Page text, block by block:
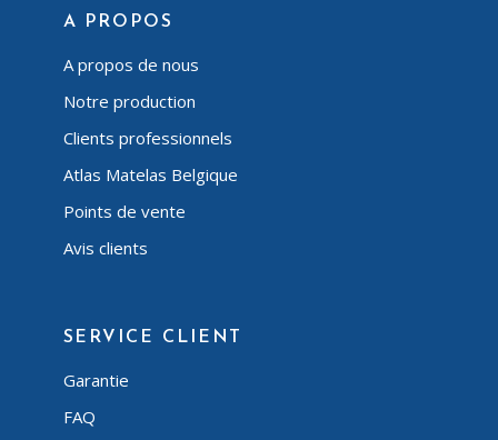
A PROPOS
A propos de nous
Notre production
Clients professionnels
Atlas Matelas Belgique
Points de vente
Avis clients
SERVICE CLIENT
Garantie
FAQ